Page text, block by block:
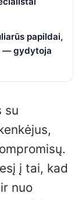
papildai,
— gydytoja
su
į tai, kad
nuo